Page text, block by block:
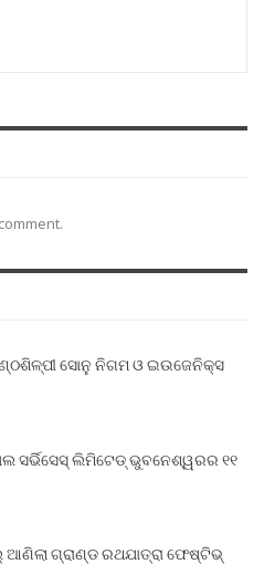
ସୋନୁ ନିଗମ ଓ ଇଉଜେନିକ୍ସ
ସର୍ଭିସେସ୍ ଲିମିଟେଡ୍ ଭୁବନେଶ୍ୱରର ୧୧
ଆଣିଲା ଗ୍ରାଣ୍ଡ ରଥଯାତ୍ରା ଫେଷ୍ଟିଭ୍